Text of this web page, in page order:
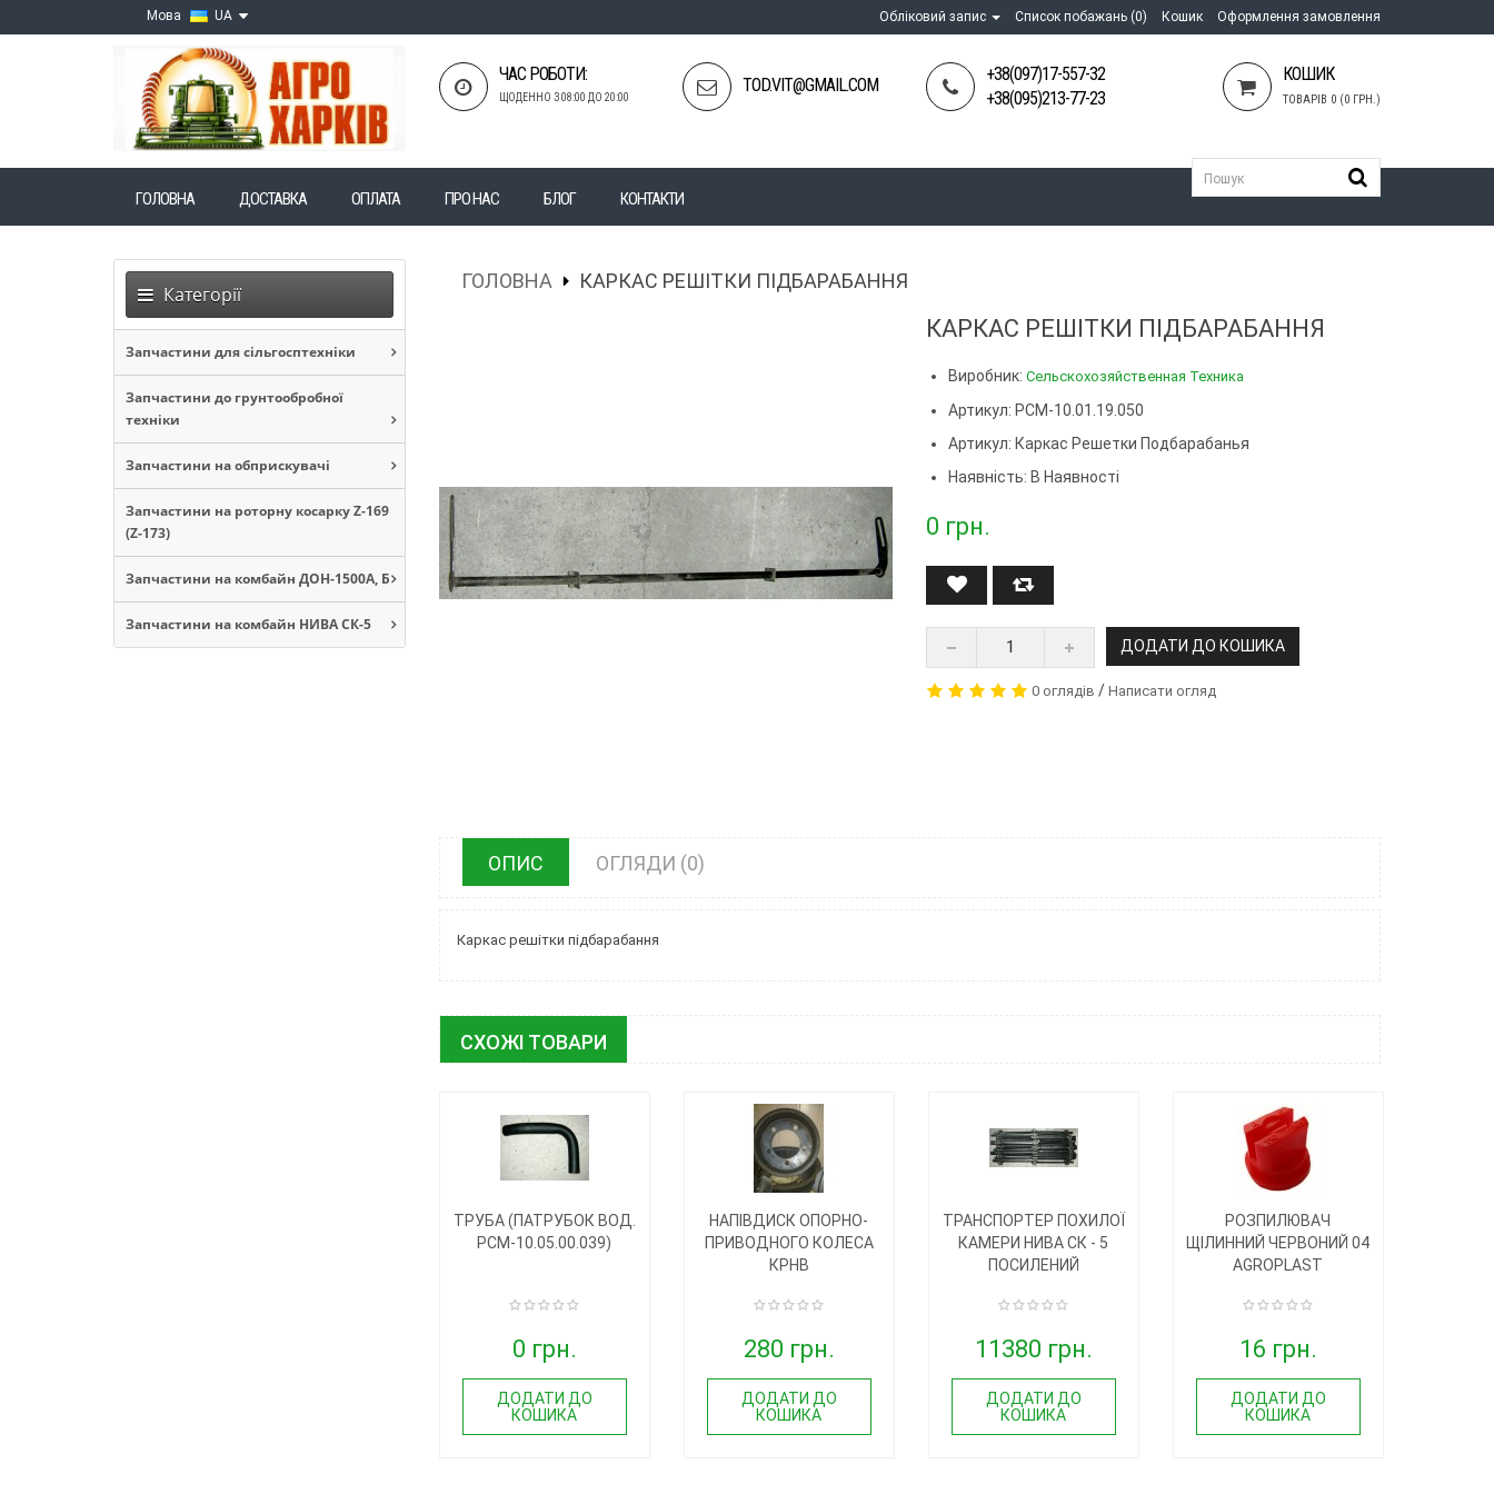
Мова UA Обліковий запис Список побажань (0) Кошик Оформлення замовлення
ЧАС РОБОТИ:
ЩОДЕННО З 08:00 ДО 20:00
TOD.VIT@GMAIL.COM
+38(097)17-557-32
+38(095)213-77-23
КОШИК
ТОВАРІВ 0 (0 ГРН.)
ГОЛОВНА ДОСТАВКА ОПЛАТА ПРО НАС БЛОГ КОНТАКТИ
Категорії
Запчастини для сільгосптехніки
Запчастини до грунтообробної
техніки
Запчастини на обприскувачі
Запчастини на роторну косарку Z-169
(Z-173)
Запчастини на комбайн ДОН-1500А, Б
Запчастини на комбайн НИВА СК-5
ГОЛОВНА КАРКАС РЕШІТКИ ПІДБАРАБАННЯ
КАРКАС РЕШІТКИ ПІДБАРАБАННЯ
Виробник:Сельскохозяйственная Техника
Артикул: РСМ-10.01.19.050
Артикул: Каркас Решетки Подбарабанья
Наявність: В Наявності
0 грн.
ДОДАТИ ДО КОШИКА
0 оглядів /Написати огляд
ОПИС ОГЛЯДИ (0)
Каркас решітки підбарабання
СХОЖІ ТОВАРИ
ТРУБА (ПАТРУБОК ВОД.
РСМ-10.05.00.039)
0 грн.
ДОДАТИ ДО
КОШИКА
НАПІВДИСК ОПОРНО-
ПРИВОДНОГО КОЛЕСА
КРНВ
280 грн.
ДОДАТИ ДО
КОШИКА
ТРАНСПОРТЕР ПОХИЛОЇ
КАМЕРИ НИВА СК - 5
ПОСИЛЕНИЙ
11380 грн.
ДОДАТИ ДО
КОШИКА
РОЗПИЛЮВАЧ
ЩІЛИННИЙ ЧЕРВОНИЙ 04
AGROPLAST
16 грн.
ДОДАТИ ДО
КОШИКА